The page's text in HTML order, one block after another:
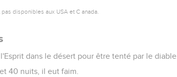
disponibles aux USA et C anada.
dans le désert pour être tenté par le diable.
40 nuits, il eut faim.